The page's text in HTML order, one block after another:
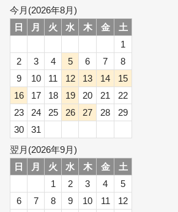
今月(2026年8月)
日
月 火 水 木 金
土
1
2
3 4 5 6 7
8
9
10 11 12 13 14
15
16
17 18 19 20 21
22
23
24 25 26 27 28
29
30
31
翌月(2026年9月)
日
月 火 水 木 金
土
1
2 3 4
5
6
7 8 9 10 11 12